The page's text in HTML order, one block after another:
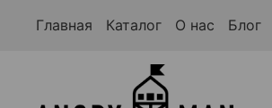
Главная Каталог О нас Блог